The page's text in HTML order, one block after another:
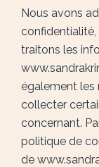
Nous avons
traitons les
également les
collecter
concernant.
politique de
de